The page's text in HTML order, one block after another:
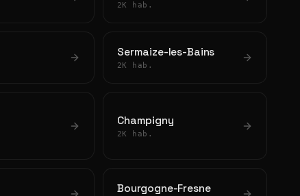
2K hab.
Sermaize-les-Bains
2K hab.
Champigny
2K hab.
Bourgogne-Fresne